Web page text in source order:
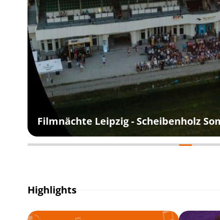
Filmnächte Leipzig - Scheibenholz
Highlights